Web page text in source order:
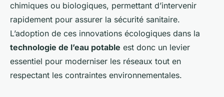
chimiques ou biologiques, permettant d’intervenir
rapidement pour assurer la sécurité sanitaire.
L’adoption de ces innovations écologiques dans la
technologie de l’eau potable est donc un levier
essentiel pour moderniser les réseaux tout en
respectant les contraintes environnementales.